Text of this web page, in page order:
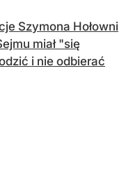
Szymona Hołowni
miał "się
i nie odbierać